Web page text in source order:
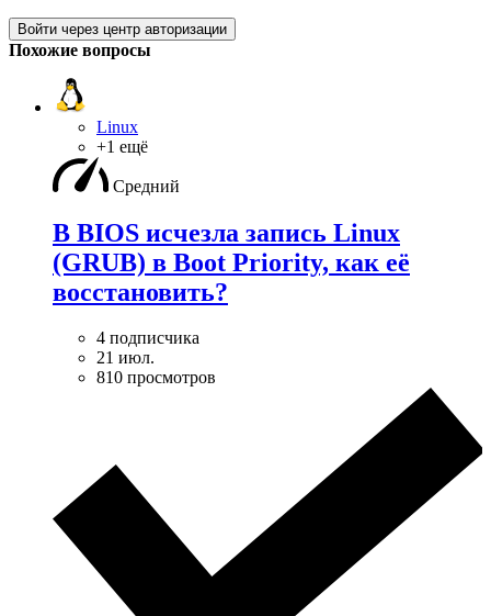
Войти через центр авторизации
Похожие вопросы
Linux
+1 ещё
Средний
В BIOS исчезла запись Linux
(GRUB) в Boot Priority, как её
восстановить?
4 подписчика
21 июл.
810 просмотров